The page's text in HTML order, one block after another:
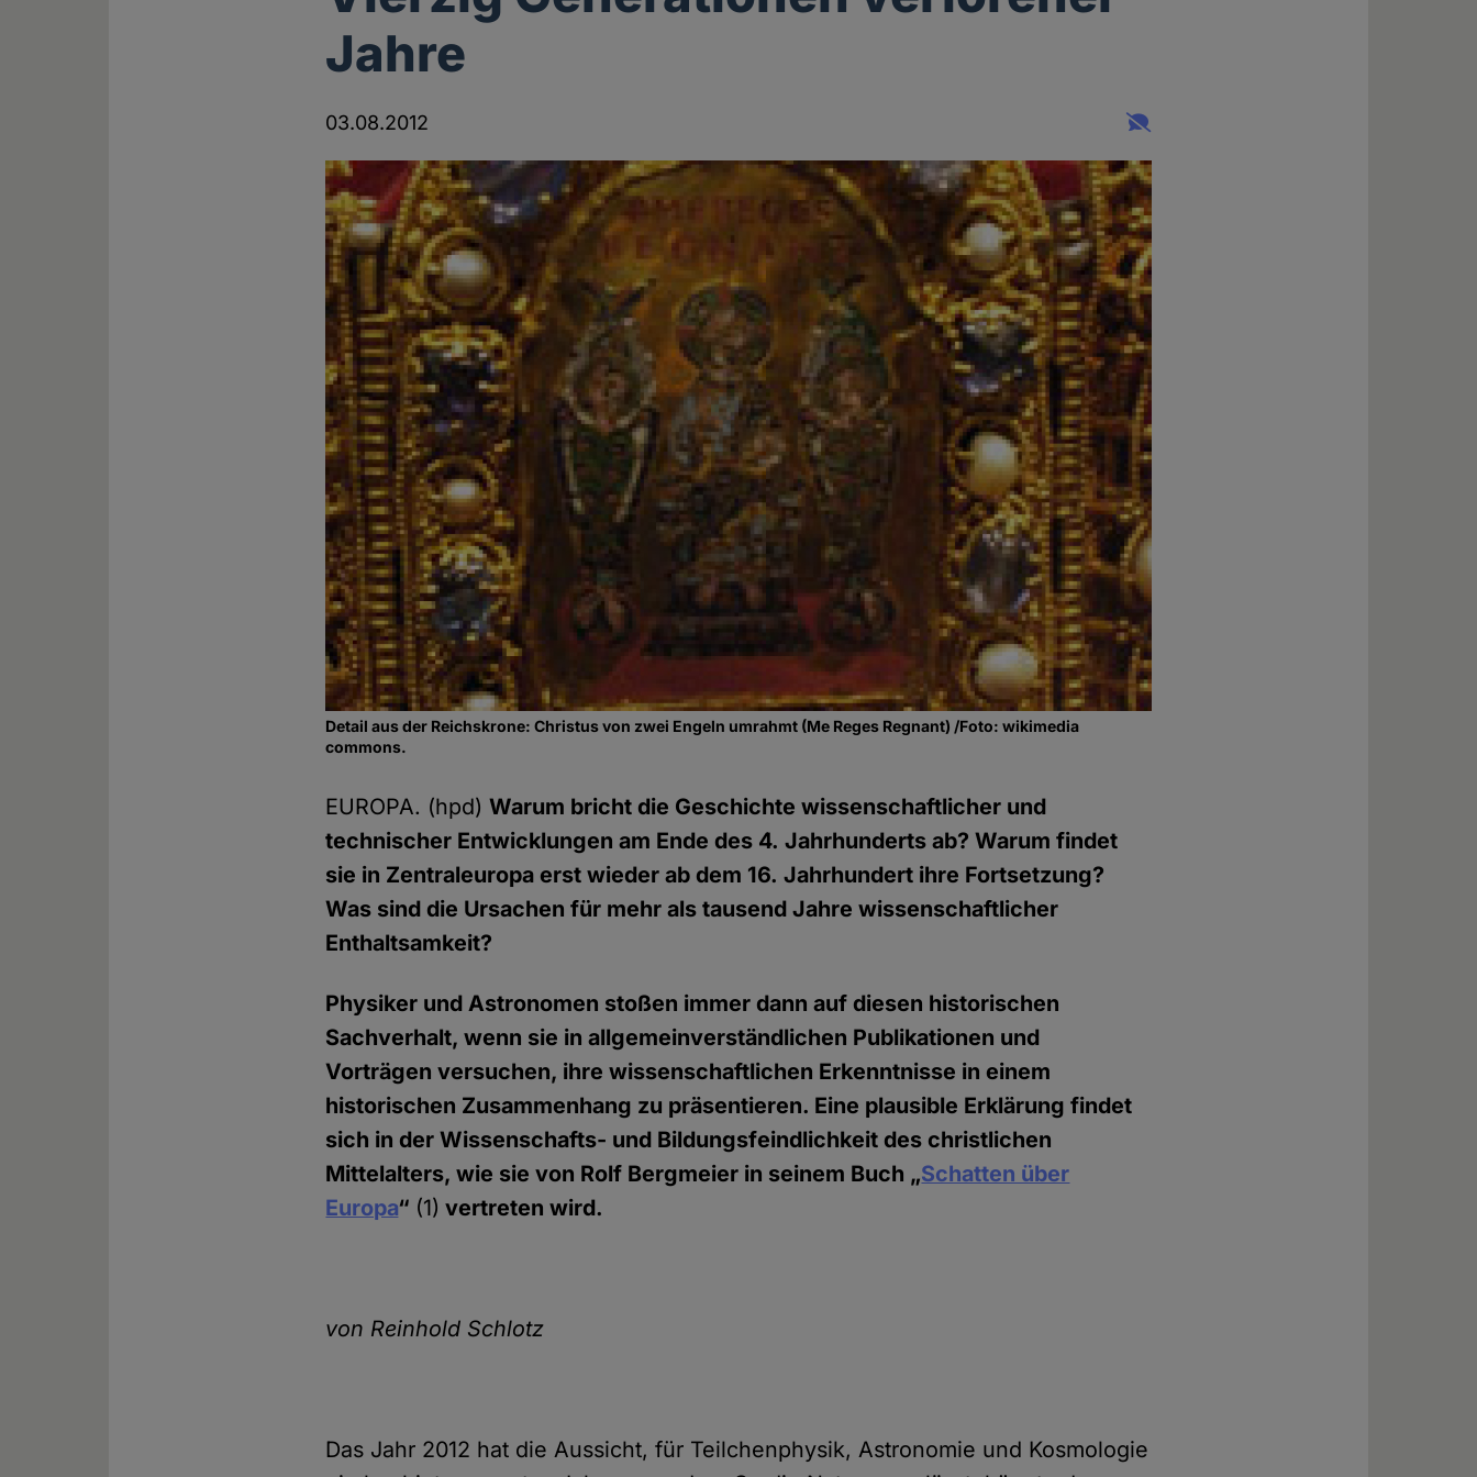
Jahre
03.08.2012
Detail aus der Reichskrone: Christus von zwei Engeln umrahmt (Me Reges Regnant) /Foto: wikimedia
commons.
EUROPA. (hpd)Warum bricht die Geschichte wissenschaftlicher und
technischer Entwicklungen am Ende des 4. Jahrhunderts ab? Warum findet
sie in Zentraleuropa erst wieder ab dem 16. Jahrhundert ihre Fortsetzung?
Was sind die Ursachen für mehr als tausend Jahre wissenschaftlicher
Enthaltsamkeit?
Physiker und Astronomen stoßen immer dann auf diesen historischen
Sachverhalt, wenn sie in allgemeinverständlichen Publikationen und
Vorträgen versuchen, ihre wissenschaftlichen Erkenntnisse in einem
historischen Zusammenhang zu präsentieren. Eine plausible Erklärung findet
sich in der Wissenschafts- und Bildungs­feindlichkeit des christlichen
Mittelalters, wie sie von Rolf Bergmeier in seinem Buch „Schatten über
Europa“ (1) vertreten wird.
von Reinhold Schlotz
Das Jahr 2012 hat die Aussicht, für Teilchenphysik, Astronomie und Kosmologie